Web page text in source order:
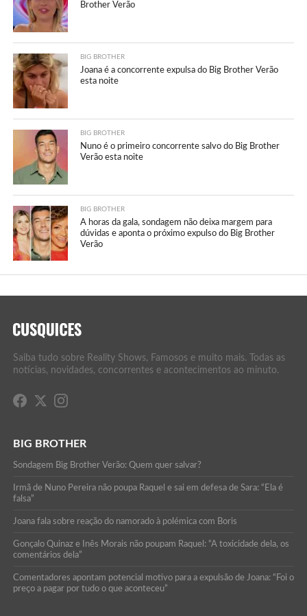
Brother Verão
BIG BROTHER
Joana é a concorrente expulsa do Big Brother Verão
esta noite
BIG BROTHER
Nuno é o primeiro concorrente salvo do Big Brother
Verão esta noite
BIG BROTHER
A horas da gala, sondagem não deixa margem para
dúvidas e aponta o próximo expulso do Big Brother
Verão
Saiba tudo sobre Reality Shows, Famosos e muito mais. Todas as
notícias, novidades, concorrentes e acontecimentos ao minuto.
BIG BROTHER
Sondagem Big Brother Verão: Quem quer salvar?
Irmã de Nuno Pereira não poupa Raquel e sai em defesa de Sara: “Ela é
falsa”
Joana fala sobre reação do namorado à polémica com Boris
Gonçalo Quinaz e Inês Morais não poupam Raquel: “A toxicidade dela, os
comentários dela”
Comentadores apontam potencial motivo para a expulsão de Joana: “Foi o
preço a pagar por tudo o que aconteceu”